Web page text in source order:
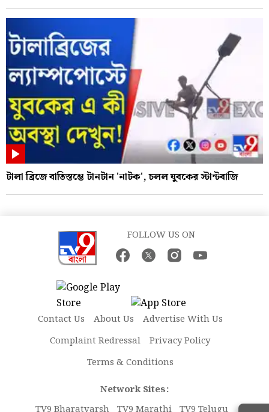
টালা ব্রিজে বাতিস্তম্ভে টানটান 'নাটক', চলল যুবকের স্টান্টবাজি
FOLLOW US ON
Contact Us About Us
Advertise With Us
Complaint Redressal
Privacy Policy
Terms & Conditions
Network Sites: